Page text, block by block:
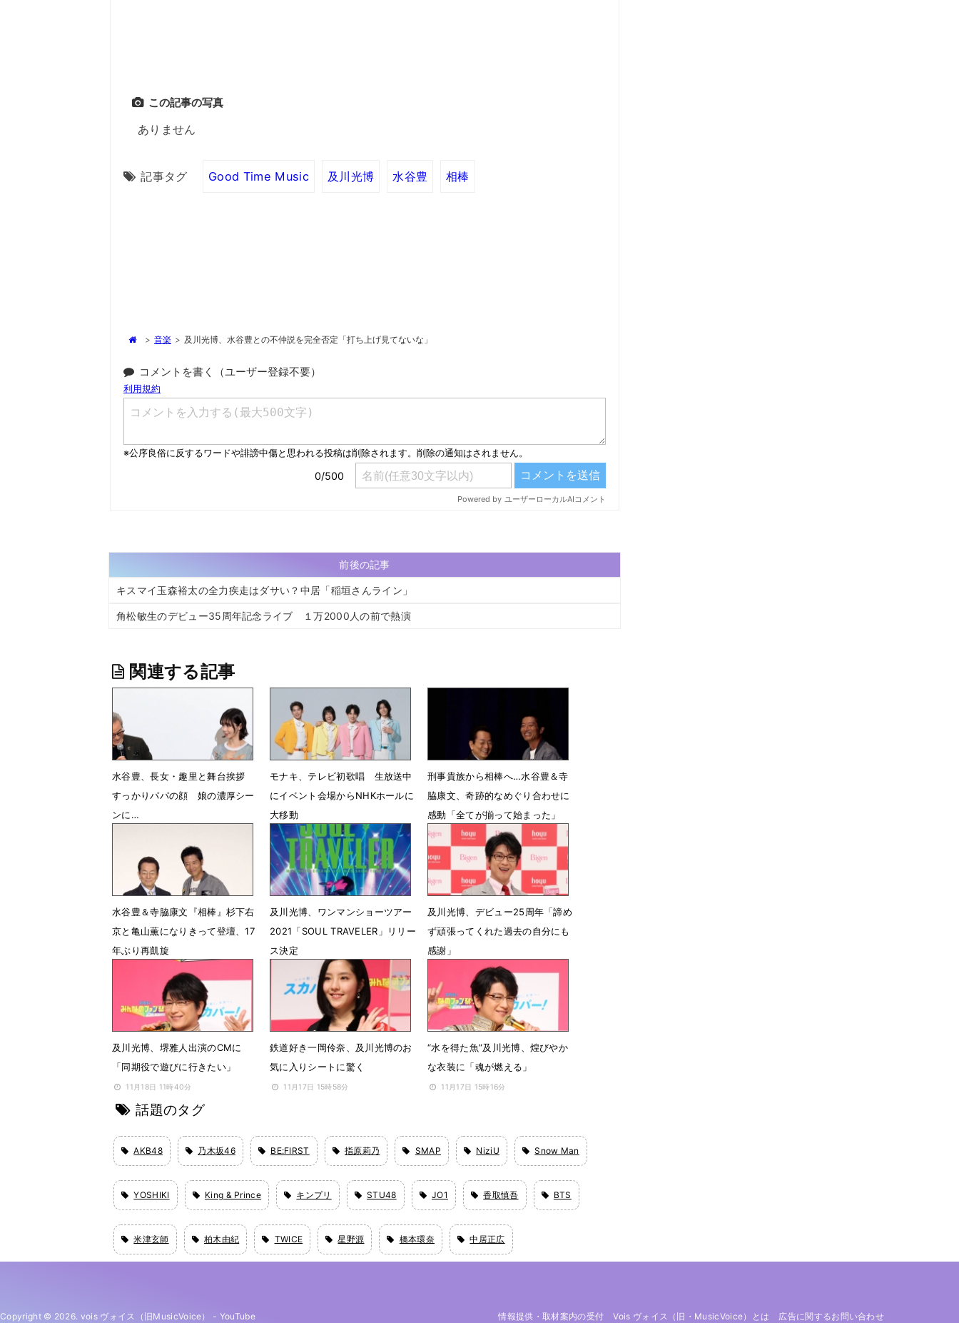
この記事の写真
ありません
記事タグ Good Time Music 及川光博 水谷豊 相棒
> 音楽 > 及川光博、水谷豊との不仲説を完全否定「打ち上げ見てないな」
コメントを書く（ユーザー登録不要）
前後の記事
キスマイ玉森裕太の全力疾走はダサい？中居「稲垣さんライン」
角松敏生のデビュー35周年記念ライブ １万2000人の前で熱演
関連する記事
水谷豊、長女・趣里と舞台挨拶
すっかりパパの顔 娘の濃厚シー
ンに…
モナキ、テレビ初歌唱 生放送中
にイベント会場からNHKホールに
大移動
6月1日 12時07分
刑事貴族から相棒へ…水谷豊＆寺
脇康文、奇跡的なめぐり合わせに
感動「全てが揃って始まった」
7月25日 06時42分
水谷豊＆寺脇康文『相棒』杉下右
京と亀山薫になりきって登壇、17
年ぶり再凱旋
7月25日 06時25分
及川光博、ワンマンショーツアー
2021「SOUL TRAVELER」リリー
ス決定
9月24日 12時00分
及川光博、デビュー25周年「諦め
ず頑張ってくれた過去の自分にも
感謝」
5月12日 17時48分
及川光博、堺雅人出演のCMに
「同期役で遊びに行きたい」
11月18日 11時40分
鉄道好き一岡伶奈、及川光博のお
気に入りシートに驚く
11月17日 15時58分
“水を得た魚”及川光博、煌びやか
な衣装に「魂が燃える」
11月17日 15時16分
話題のタグ
AKB48 乃木坂46 BE:FIRST 指原莉乃 SMAP NiziU Snow Man
YOSHIKI King & Prince キンプリ STU48 JO1 香取慎吾 BTS
米津玄師 柏木由紀 TWICE 星野源 橋本環奈 中居正広
Copyright © 2026. vois ヴォイス（旧MusicVoice） - YouTube 情報提供・取材案内の受付 Vois ヴォイス（旧・MusicVoice）とは 広告に関するお問い合わせ